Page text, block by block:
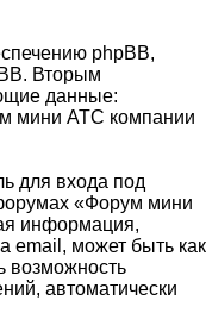
phpBB,
Вторым
данные:
мини АТС компании
для входа под
«Форум мини
информация,
email, может быть как
возможность
автоматически